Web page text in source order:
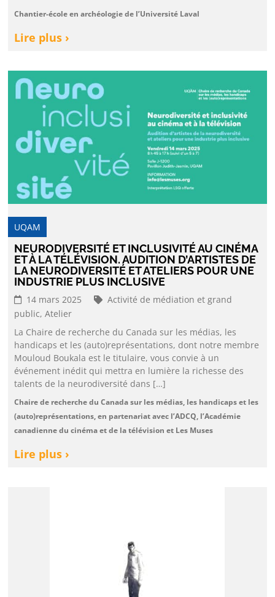
Chantier-école en archéologie de l’Université Laval
Lire plus ›
UQAM
NEURODIVERSITÉ ET INCLUSIVITÉ AU CINÉMA
ET À LA TÉLÉVISION. AUDITION D’ARTISTES DE
LA NEURODIVERSITÉ ET ATELIERS POUR UNE
INDUSTRIE PLUS INCLUSIVE
14 mars 2025
Activité de médiation et grand
public,Atelier
La Chaire de recherche du Canada sur les médias, les
handicaps et les (auto)représentations, dont notre membre
Mouloud Boukala est le titulaire, vous convie à un
événement inédit qui mettra en lumière la richesse des
talents de la neurodiversité dans […]
Chaire de recherche du Canada sur les médias, les handicaps et les
(auto)représentations, en partenariat avec l’ADCQ, l’Académie
canadienne du cinéma et de la télévision et Les Muses
Lire plus ›